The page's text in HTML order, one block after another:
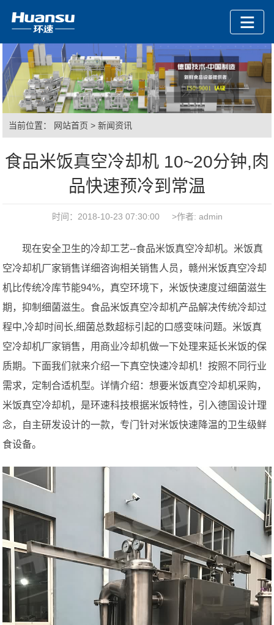
当前位置： 网站首页 >新闻资讯
食品米饭真空冷却机 10~20分钟,肉
品快速预冷到常温
时间：2018-10-23 07:30:00 >作者: admin
现在安全卫生的冷却工艺--食品米饭真空冷却机。米饭真
空冷却机厂家销售详细咨询相关销售人员，赣州米饭真空冷却
机比传统冷库节能94%，真空环境下，米饭快速度过细菌滋生
期，抑制细菌滋生。食品米饭真空冷却机产品解决传统冷却过
程中,冷却时间长,细菌总数超标引起的口感变味问题。米饭真
空冷却机厂家销售，用商业冷却机做一下处理来延长米饭的保
质期。下面我们就来介绍一下真空快速冷却机！按照不同行业
需求，定制合适机型。详情介绍：想要米饭真空冷却机采购，
米饭真空冷却机，是环速科技根据米饭特性，引入德国设计理
念，自主研发设计的一款，专门针对米饭快速降温的卫生级鲜
食设备。